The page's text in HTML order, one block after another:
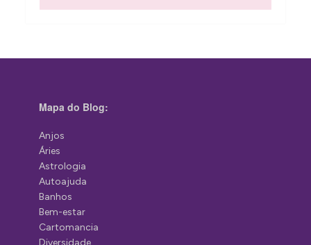
Mapa do Blog:
Anjos
Áries
Astrologia
Autoajuda
Banhos
Bem-estar
Cartomancia
Diversidade